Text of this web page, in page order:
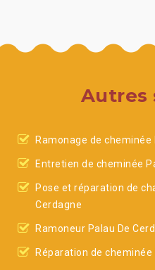
Autres
Ramonage de cheminée
Entretien de cheminée
Pose et réparation de
Cerdagne
Ramoneur Palau De
Réparation de cheminée